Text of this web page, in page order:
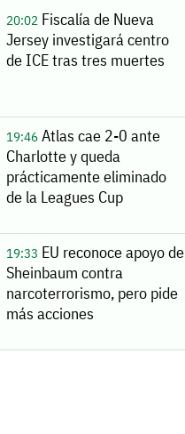
20:02Fiscalía de Nueva
Jersey investigará centro
de ICE tras tres muertes
19:46Atlas cae 2-0 ante
Charlotte y queda
prácticamente eliminado
de la Leagues Cup
19:33 EU reconoce apoyo de
Sheinbaum contra
narcoterrorismo, pero pide
más acciones